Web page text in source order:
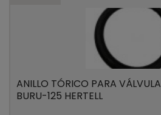
ANILLO TÓRICO PARA VÁLVULA
BURU-125 HERTELL